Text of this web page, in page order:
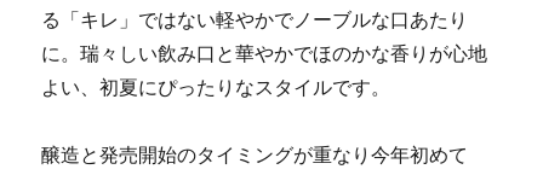
る「キレ」ではない軽やかでノーブルな口あたり
に。瑞々しい飲み口と華やかでほのかな香りが心地
よい、初夏にぴったりなスタイルです。
醸造と発売開始のタイミングが重なり今年初めて